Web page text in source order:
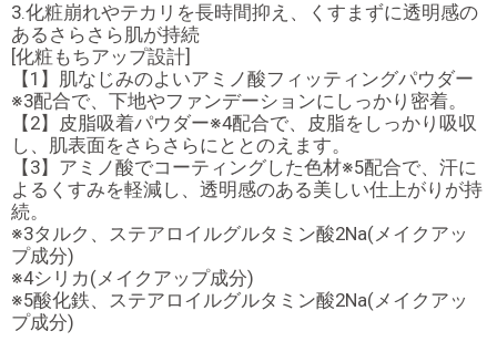
3.化粧崩れやテカリを長時間抑え、くすまずに透明感の
あるさらさら肌が持続
[化粧もちアップ設計]
【1】肌なじみのよいアミノ酸フィッティングパウダー
※3配合で、下地やファンデーションにしっかり密着。
【2】皮脂吸着パウダー※4配合で、皮脂をしっかり吸収
し、肌表面をさらさらにととのえます。
【3】アミノ酸でコーティングした色材※5配合で、汗に
よるくすみを軽減し、透明感のある美しい仕上がりが持
続。
※3タルク、ステアロイルグルタミン酸2Na(メイクアッ
プ成分)
※4シリカ(メイクアップ成分)
※5酸化鉄、ステアロイルグルタミン酸2Na(メイクアッ
プ成分)